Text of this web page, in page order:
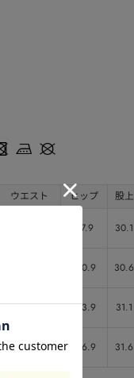
ウエスト ヒップ 股上
97.9 30.1
100.9 30.6
73.5 103.9 31.1
76.5 106.9 31.6